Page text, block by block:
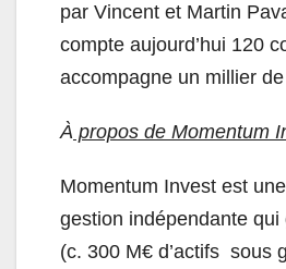
par Vincent et Martin
compte aujourd’hui 120
accompagne un millier
À propos de Momentum
Momentum Invest est
gestion indépendante qui
(c. 300 M€ d’actifs sous